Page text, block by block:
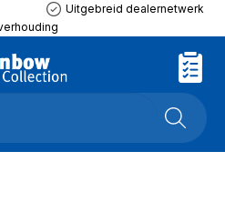
Uitgebreid dealernetwerk